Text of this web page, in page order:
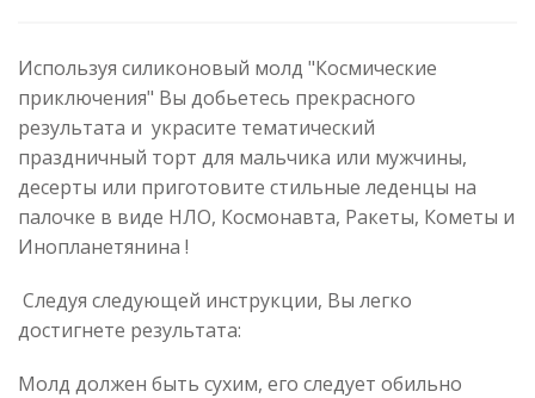
Используя силиконовый молд "Космические
приключения" Вы добьетесь прекрасного
результата и украсите тематический
праздничный торт для мальчика или мужчины,
десерты или приготовите стильные леденцы на
палочке в виде НЛО, Космонавта, Ракеты, Кометы и
Инопланетянина !
Следуя следующей инструкции, Вы легко
достигнете результата:
Молд должен быть сухим, его следует обильно